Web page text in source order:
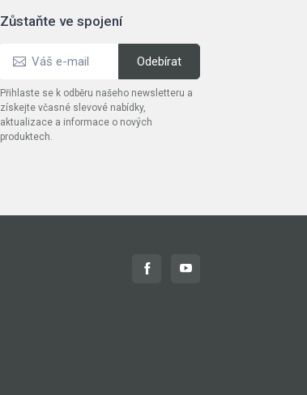
Zůstaňte ve spojení
Přihlaste se k odběru našeho newsletteru a
získejte včasné slevové nabídky,
aktualizace a informace o nových
produktech.